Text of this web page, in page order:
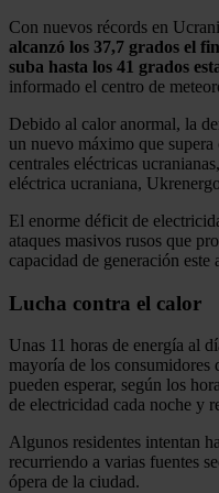
Con nuevos récords en
alcanzó los 37,7 grados el
suba hasta los 41 grados
informado el centro de
Debido al calor anormal, la
un nuevo máximo que
centrales eléctricas
eléctrica ucraniana,
El enorme déficit de
ataques masivos rusos que
capacidad de generación
Lucha contra el calor
Unas 11 horas de energía al
mayoría de los
pueden esperar, según los
de electricidad cada noche y
Algunos residentes intentan
recurriendo a varias fuentes
ópera de la ciudad.